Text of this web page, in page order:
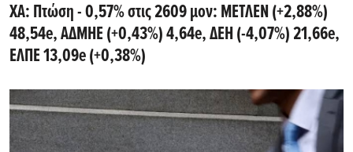
ΧΑ: Πτώση - 0,57% στις 2609 μον: ΜΕΤΛΕΝ (+2,88%)
48,54e, ΑΔΜΗΕ (+0,43%) 4,64e, ΔΕΗ (-4,07%) 21,66e,
ΕΛΠΕ 13,09e (+0,38%)